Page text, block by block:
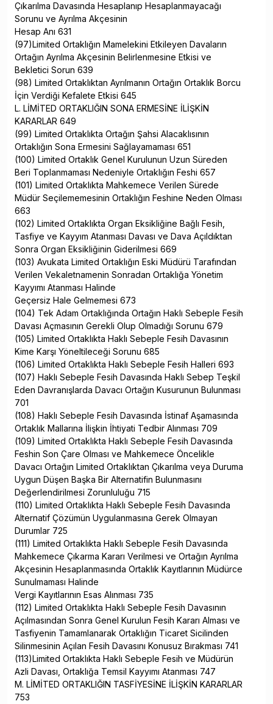
Çıkarılma Davasında Hesaplanıp Hesaplanmayacağı
Sorunu ve Ayrılma Akçesinin
Hesap Anı 631
(97)Limited Ortaklığın Mamelekini Etkileyen Davaların
Ortağın Ayrılma Akçesinin Belirlenmesine Etkisi ve
Bekletici Sorun 639
(98) Limited Ortaklıktan Ayrılmanın Ortağın Ortaklık Borcu
İçin Verdiği Kefalete Etkisi 645
L. LİMİTED ORTAKLIĞIN SONA ERMESİNE İLİŞKİN
KARARLAR 649
(99) Limited Ortaklıkta Ortağın Şahsi Alacaklısının
Ortaklığın Sona Ermesini Sağlayamaması 651
(100) Limited Ortaklık Genel Kurulunun Uzun Süreden
Beri Toplanmaması Nedeniyle Ortaklığın Feshi 657
(101) Limited Ortaklıkta Mahkemece Verilen Sürede
Müdür Seçilememesinin Ortaklığın Feshine Neden Olması
663
(102) Limited Ortaklıkta Organ Eksikliğine Bağlı Fesih,
Tasfiye ve Kayyım Atanması Davası ve Dava Açıldıktan
Sonra Organ Eksikliğinin Giderilmesi 669
(103) Avukata Limited Ortaklığın Eski Müdürü Tarafından
Verilen Vekaletnamenin Sonradan Ortaklığa Yönetim
Kayyımı Atanması Halinde
Geçersiz Hale Gelmemesi 673
(104) Tek Adam Ortaklığında Ortağın Haklı Sebeple Fesih
Davası Açmasının Gerekli Olup Olmadığı Sorunu 679
(105) Limited Ortaklıkta Haklı Sebeple Fesih Davasının
Kime Karşı Yöneltileceği Sorunu 685
(106) Limited Ortaklıkta Haklı Sebeple Fesih Halleri 693
(107) Haklı Sebeple Fesih Davasında Haklı Sebep Teşkil
Eden Davranışlarda Davacı Ortağın Kusurunun Bulunması
701
(108) Haklı Sebeple Fesih Davasında İstinaf Aşamasında
Ortaklık Mallarına İlişkin İhtiyati Tedbir Alınması 709
(109) Limited Ortaklıkta Haklı Sebeple Fesih Davasında
Feshin Son Çare Olması ve Mahkemece Öncelikle
Davacı Ortağın Limited Ortaklıktan Çıkarılma veya Duruma
Uygun Düşen Başka Bir Alternatifin Bulunmasını
Değerlendirilmesi Zorunluluğu 715
(110) Limited Ortaklıkta Haklı Sebeple Fesih Davasında
Alternatif Çözümün Uygulanmasına Gerek Olmayan
Durumlar 725
(111) Limited Ortaklıkta Haklı Sebeple Fesih Davasında
Mahkemece Çıkarma Kararı Verilmesi ve Ortağın Ayrılma
Akçesinin Hesaplanmasında Ortaklık Kayıtlarının Müdürce
Sunulmaması Halinde
Vergi Kayıtlarının Esas Alınması 735
(112) Limited Ortaklıkta Haklı Sebeple Fesih Davasının
Açılmasından Sonra Genel Kurulun Fesih Kararı Alması ve
Tasfiyenin Tamamlanarak Ortaklığın Ticaret Sicilinden
Silinmesinin Açılan Fesih Davasını Konusuz Bırakması 741
(113)Limited Ortaklıkta Haklı Sebeple Fesih ve Müdürün
Azli Davası, Ortaklığa Temsil Kayyımı Atanması 747
M. LİMİTED ORTAKLIĞIN TASFİYESİNE İLİŞKİN KARARLAR
753